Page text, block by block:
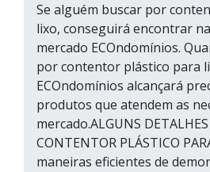
Se alguém buscar por
lixo, conseguirá encontrar
mercado ECOndomínios.
por contentor plástico para
ECOndomínios alcançará
produtos que atendem as
mercado.ALGUNS DETALHES
CONTENTOR PLÁSTICO
maneiras eficientes de